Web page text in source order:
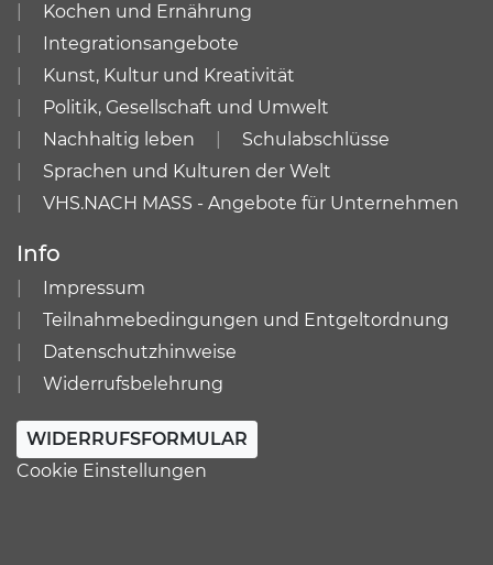
Kochen und Ernährung
Integrationsangebote
Kunst, Kultur und Kreativität
Politik, Gesellschaft und Umwelt
Nachhaltig leben
Schulabschlüsse
Sprachen und Kulturen der Welt
VHS.NACH MASS - Angebote für Unternehmen
Info
Impressum
Teilnahmebedingungen und Entgeltordnung
Datenschutzhinweise
Widerrufsbelehrung
WIDERRUFSFORMULAR
Cookie Einstellungen